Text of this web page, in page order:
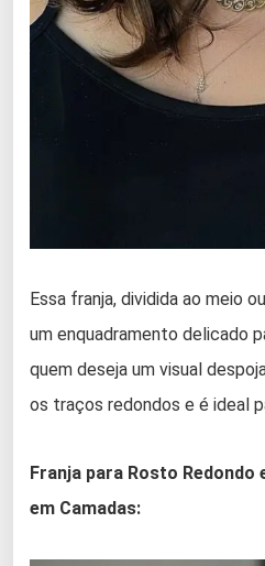
Essa franja, dividida ao meio
um enquadramento delicado
quem deseja um visual
os traços redondos e é ideal
Franja para Rosto Redondo
em Camadas: